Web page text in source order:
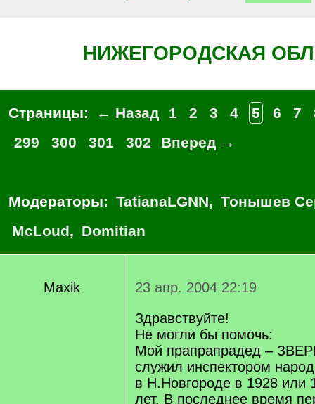
НИЖЕГОРОДСКАЯ
Страницы: ← Назад 1 2 3 4 5 6 7
299
300 301 302 Вперед →
Модераторы: TatianaLGNN, Тонышев
McLoud, Domitian
Maxik
23 апр. 2004 22:19
Здравствуйте!
Не могли бы помочь:
Мой прапрапрадед –
служил инспектором
в Н.Новгороде в 1928 или
лет. В последнее время